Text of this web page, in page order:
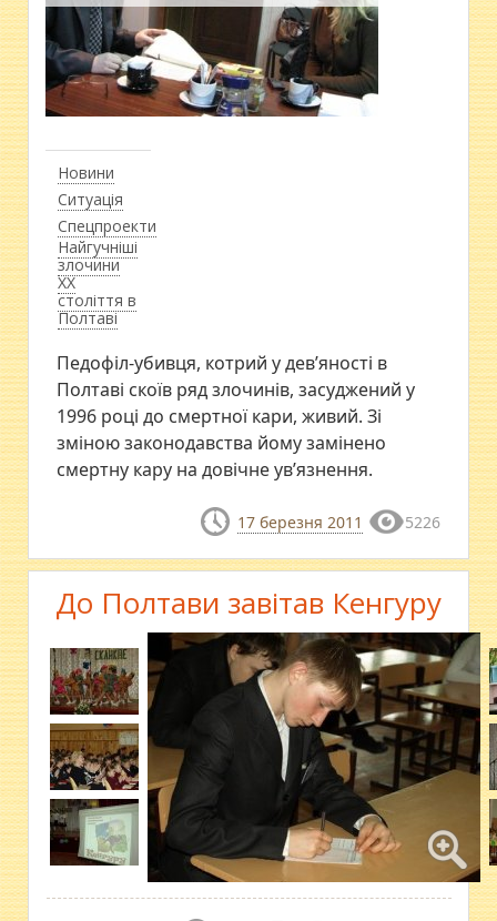
Новини
Ситуація
Спецпроекти
Найгучніші
злочини
ХХ
століття в
Полтаві
Педофіл-убивця, котрий у дев’яності в
Полтаві скоїв ряд злочинів, засуджений у
1996 році до смертної кари, живий. Зі
зміною законодавства йому замінено
смертну кару на довічне ув’язнення.
17 березня 2011 5226
До Полтави завітав Кенгуру